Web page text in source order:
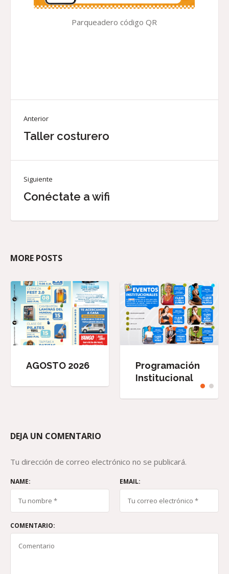
Parqueadero código QR
Anterior
Taller costurero
Siguiente
Conéctate a wifi
MORE POSTS
AGOSTO 2026
Programación
Institucional
DEJA UN COMENTARIO
Tu dirección de correo electrónico no se publicará.
NAME: EMAIL:
COMENTARIO: